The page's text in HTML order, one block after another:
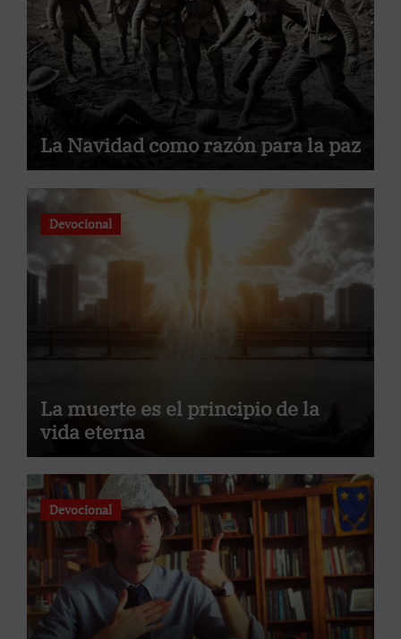
La Navidad como razón para la paz
Devocional
La muerte es el principio de la
vida eterna
Devocional